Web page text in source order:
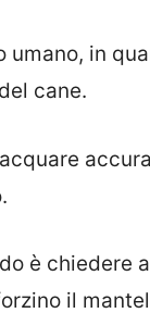
umano, in
cane.
è chiedere
il